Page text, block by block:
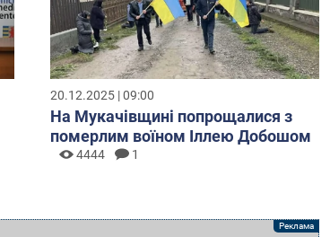
20.12.2025 | 09:00
На Мукачівщині попрощалися з
померлим воїном Іллею Добошом
4444 1